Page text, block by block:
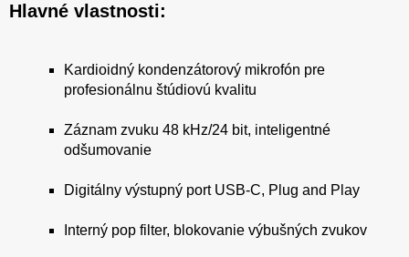
Hlavné vlastnosti:
Kardioidný kondenzátorový mikrofón pre
profesionálnu štúdiovú kvalitu
Záznam zvuku 48 kHz/24 bit, inteligentné
odšumovanie
Digitálny výstupný port USB-C, Plug and Play
Interný pop filter, blokovanie výbušných zvukov